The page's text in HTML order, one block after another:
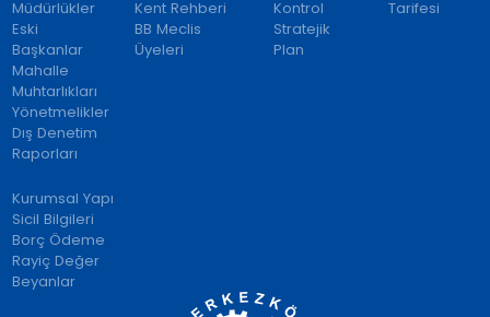
Müdürlükler
Eski
Başkanlar
Mahalle
Muhtarlıkları
Yönetmelikler
Dış Denetim
Raporları
Kent Rehberi
BB Meclis
Üyeleri
Kontrol
Stratejik
Plan
Tarifesi
Kurumsal Yapı
Sicil Bilgileri
Borç Ödeme
Rayiç Değer
Beyanlar